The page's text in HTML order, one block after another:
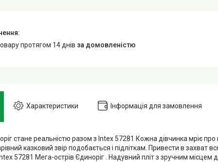
протягом 14 днів за домовленістю
Характеристики Інформація для замовлення
стане реальністю разом з Intex 57281 Кожна дівчинка мріє про
казковий звір подобається і підліткам. Привести в захват
57281 Мега-острів Єдиноріг . Надувний пліт з зручним місцем